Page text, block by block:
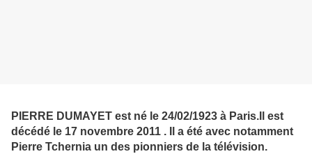
PIERRE DUMAYET est né le 24/02/1923 à Paris.Il est
décédé le 17 novembre 2011 . Il a été avec notamment
Pierre Tchernia un des pionniers de la télévision.